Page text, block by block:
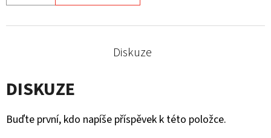
Diskuze
DISKUZE
Buďte první, kdo napíše příspěvek k této položce.